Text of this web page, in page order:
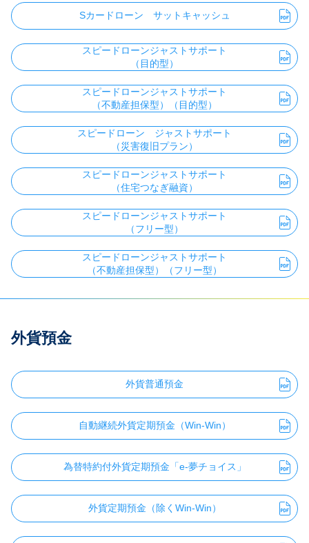
Sカードローン サットキャッシュ
スピードローンジャストサポート
（目的型）
スピードローンジャストサポート
（不動産担保型）（目的型）
スピードローン ジャストサポート
（災害復旧プラン）
スピードローンジャストサポート
（住宅つなぎ融資）
スピードローンジャストサポート
（フリー型）
スピードローンジャストサポート
（不動産担保型）（フリー型）
外貨預金
外貨普通預金
自動継続外貨定期預金（Win-Win）
為替特約付外貨定期預金「e-夢チョイス」
外貨定期預金（除くWin-Win）